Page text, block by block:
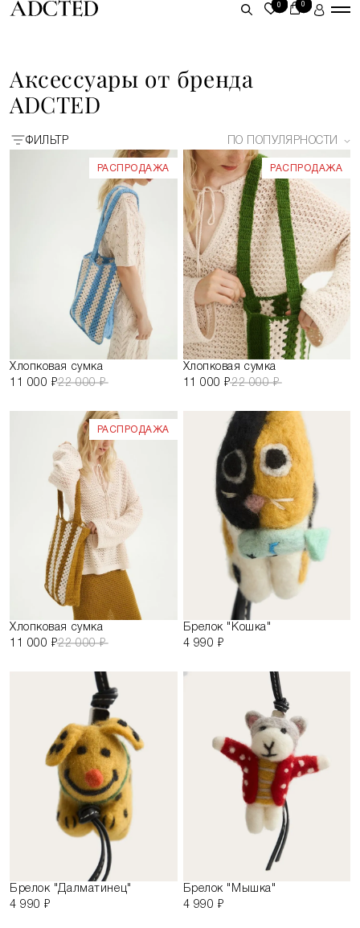
0 0
ВОЙТИ
Аксессуары от бренда
ADCTED
ФИЛЬТР ПО ПОПУЛЯРНОСТИ
РАСПРОДАЖА
Хлопковая сумка
11 000 ₽22 000 ₽
РАСПРОДАЖА
Хлопковая сумка
11 000 ₽22 000 ₽
РАСПРОДАЖА
Хлопковая сумка
11 000 ₽22 000 ₽
Брелок "Кошка"
4 990 ₽
Брелок "Далматинец"
4 990 ₽
Брелок "Мышка"
4 990 ₽